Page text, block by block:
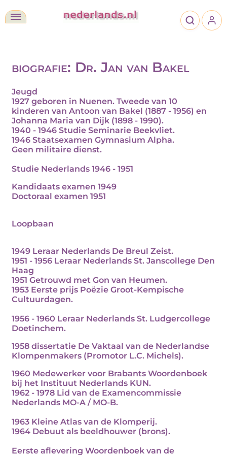
biografie: Dr. Jan van Bakel
Jeugd
1927 geboren in Nuenen. Tweede van 10
kinderen van Antoon van Bakel (1887 - 1956) en
Johanna Maria van Dijk (1898 - 1990).
1940 - 1946 Studie Seminarie Beekvliet.
1946 Staatsexamen Gymnasium Alpha.
Geen militaire dienst.
Studie Nederlands 1946 - 1951
Kandidaats examen 1949
Doctoraal examen 1951
Loopbaan
1949 Leraar Nederlands De Breul Zeist.
1951 - 1956 Leraar Nederlands St. Janscollege Den
Haag
1951 Getrouwd met Gon van Heumen.
1953 Eerste prijs Poëzie Groot-Kempische
Cultuurdagen.
1956 - 1960 Leraar Nederlands St. Ludgercollege
Doetinchem.
1958 dissertatie De Vaktaal van de Nederlandse
Klompenmakers (Promotor L.C. Michels).
1960 Medewerker voor Brabants Woordenboek
bij het Instituut Nederlands KUN.
1962 - 1978 Lid van de Examencommissie
Nederlands MO-A / MO-B.
1963 Kleine Atlas van de Klomperij.
1964 Debuut als beeldhouwer (brons).
Eerste aflevering Woordenboek van de